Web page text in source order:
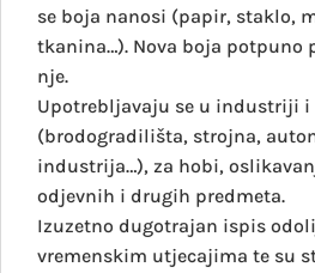
se boja nanosi (papir, staklo,
tkanina…). Nova boja potpuno
nje.
Upotrebljavaju se u industriji
(brodogradilišta, strojna,
industrija…), za hobi,
odjevnih i drugih predmeta.
Izuzetno dugotrajan ispis
vremenskim utjecajima te su